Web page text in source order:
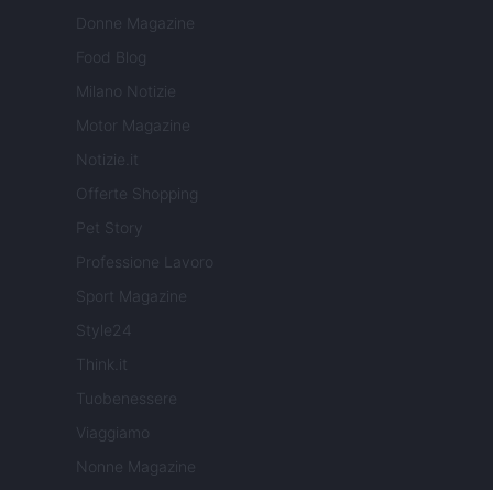
Donne Magazine
Food Blog
Milano Notizie
Motor Magazine
Notizie.it
Offerte Shopping
Pet Story
Professione Lavoro
Sport Magazine
Style24
Think.it
Tuobenessere
Viaggiamo
Nonne Magazine